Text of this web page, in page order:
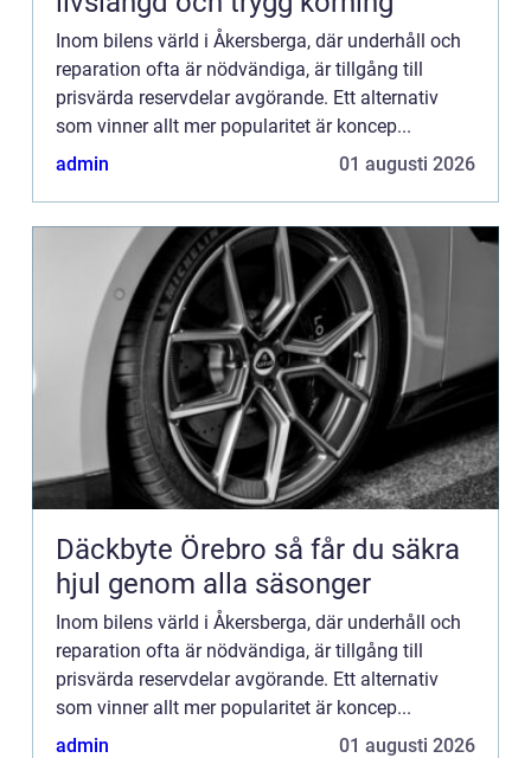
Inom bilens värld i Åkersberga, där underhåll och
reparation ofta är nödvändiga, är tillgång till
prisvärda reservdelar avgörande. Ett alternativ
som vinner allt mer popularitet är koncep...
admin
01 augusti 2026
Däckbyte Örebro så får du säkra
hjul genom alla säsonger
Inom bilens värld i Åkersberga, där underhåll och
reparation ofta är nödvändiga, är tillgång till
prisvärda reservdelar avgörande. Ett alternativ
som vinner allt mer popularitet är koncep...
admin
01 augusti 2026